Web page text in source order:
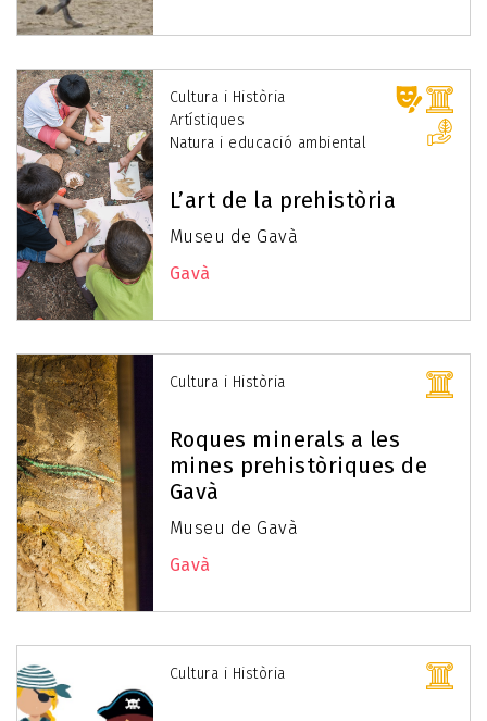
Cultura i Història
Artístiques
Natura i educació ambiental
L’art de la prehistòria
Museu de Gavà
Gavà
Cultura i Història
Roques minerals a les
mines prehistòriques de
Gavà
Museu de Gavà
Gavà
Cultura i Història